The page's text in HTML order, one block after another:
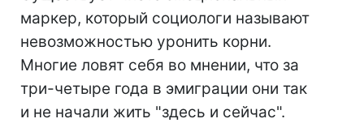
маркер, который социологи называют
невозможностью уронить корни.
Многие ловят себя во мнении, что за
три-четыре года в эмиграции они так
и не начали жить "здесь и сейчас".